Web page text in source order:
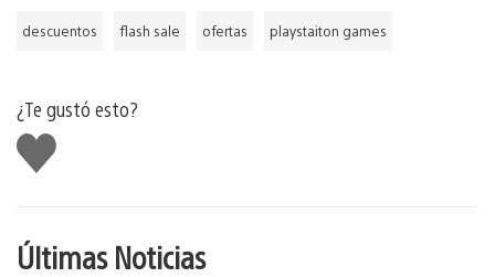
descuentos flash sale ofertas playstaiton games
¿Te gustó esto?
Me
gusta
Últimas Noticias